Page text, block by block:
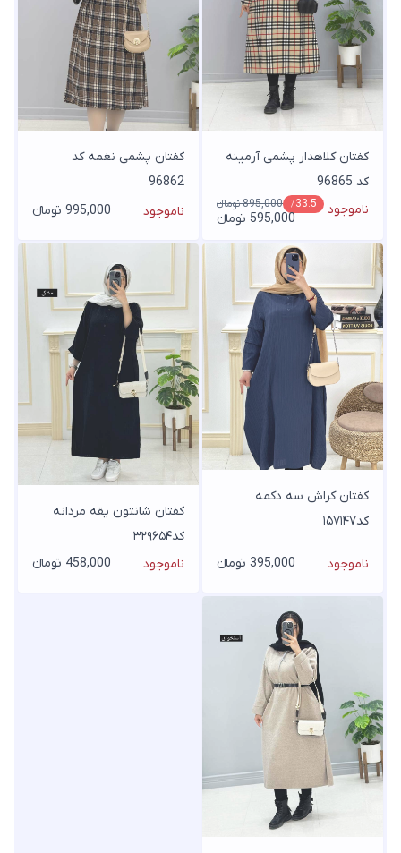
کفتان کلاهدار پشمی آرمینه
کد 96865
ناموجود
٪33.5 895,000 تومانء
595,000 تومانء
کفتان پشمی نغمه کد
96862
ناموجود
995,000 تومانء
کفتان کراش سه دکمه
کد۱۵۷۱۴۷
ناموجود 395,000 تومانء
کفتان شانتون یقه مردانه
کد۳۲۹۶۵۴
ناموجود
458,000 تومانء